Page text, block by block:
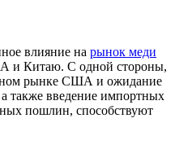
влияние на рынок меди
и Китаю. С одной стороны,
рынке США и ожидание
также введение импортных
пошлин, способствуют